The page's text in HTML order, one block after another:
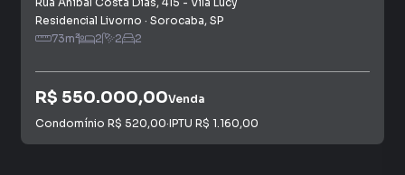
Residencial Livorno · Sorocaba, SP
73m² 2 2 2
R$ 550.000,00Venda
Condomínio R$ 520,00·IPTU R$ 1.160,00